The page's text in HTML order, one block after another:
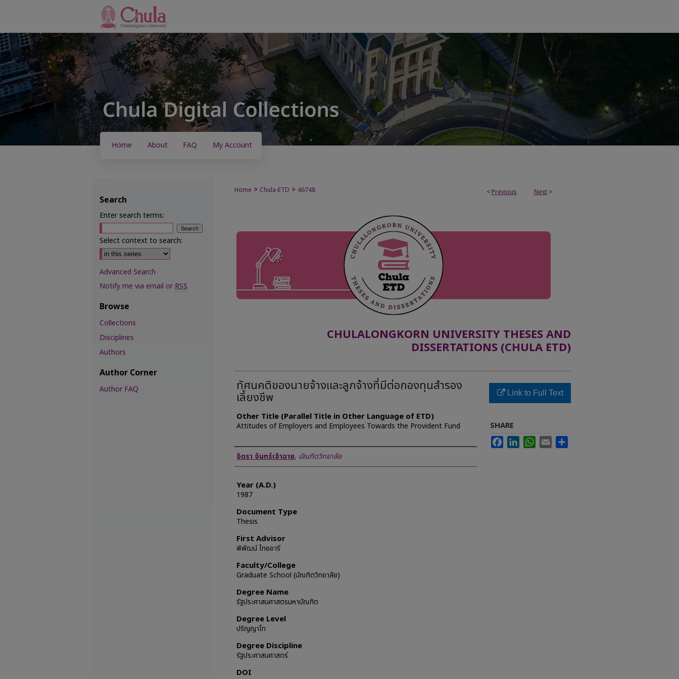
Home About FAQ My Account
< Previous Next >
Home > Chula-ETD > 46748
CHULALONGKORN UNIVERSITY THESES AND
DISSERTATIONS (CHULA ETD)
ทัศนคติของนายจ้างและลูกจ้างที่มีต่อกองทุนสำรอง
เลี้ยงชีพ
Other Title (Parallel Title in Other Language of ETD)
Attitudes of Employers and Employees Towards the Provident Fund
Author
จิตรา จันทร์เจ้าฉาย, บัณฑิตวิทยาลัย
Year (A.D.)
1987
Document Type
Thesis
First Advisor
พิพัฒน์ ไทยอารี
Faculty/College
Graduate School (บัณฑิตวิทยาลัย)
Degree Name
รัฐประศาสนศาสตรมหาบัณฑิต
Degree Level
ปริญญาโท
Degree Discipline
รัฐประศาสนศาสตร์
DOI
Link to Full Text
SHARE
FacebookLinkedInWhatsApp
Email
Search
Enter search terms:
Select context to search:
Advanced Search
Notify me via email or RSS
Browse
Collections
Disciplines
Authors
Author Corner
Author FAQ